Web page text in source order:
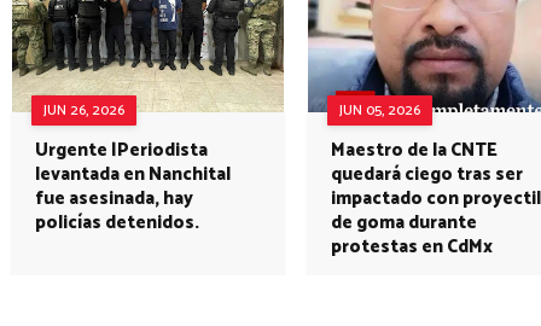
JUN 26, 2026
Urgente |Periodista
levantada en Nanchital
fue asesinada, hay
policías detenidos.
JUN 05, 2026
Maestro de la CNTE
quedará ciego tras ser
impactado con proyectil
de goma durante
protestas en CdMx